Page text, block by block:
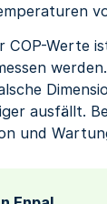
COP-Werte
ausfällt.
und